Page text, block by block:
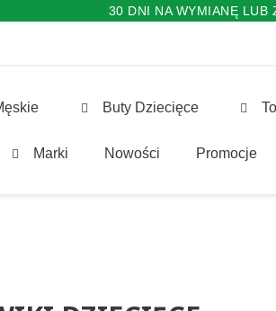
30 DNI NA WYMIANĘ LUB
Buty Dziecięce
Marki Nowości Promocje